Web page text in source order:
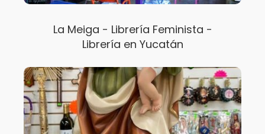
La Meiga - Librería Feminista -
Librería en Yucatán